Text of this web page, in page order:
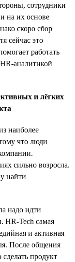
сотрудники
на их основе
скоро сбор
сейчас это
работать
аналитикой
и лёгких
наиболее
что люди
сильно возросла.
найти
надо идти
HR-Tech самая
и активная
После общения
продукт